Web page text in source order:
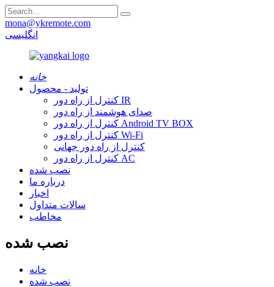
mona@ykremote.com
انگلیسی
خانه
تولید - محصول
کنترل از راه دور IR
صدای هوشمند از راه دور
کنترل از راه دور Android TV BOX
کنترل از راه دور Wi-Fi
کنترل از راه دور جهانی
کنترل از راه دور AC
نصب شده
درباره ما
اخبار
سالات متداول
مخاطب
نصب شده
خانه
نصب شده